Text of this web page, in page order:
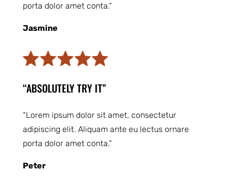
porta dolor amet conta.”
Jasmine
“ABSOLUTELY TRY IT”
“Lorem ipsum dolor sit amet, consectetur
adipiscing elit. Aliquam ante eu lectus ornare
porta dolor amet conta.”
Peter